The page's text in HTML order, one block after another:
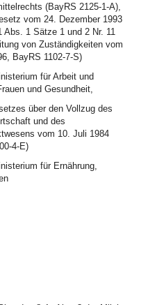
(BayRS 2125-1-A),
vom 24. Dezember 1993
Abs. 1 Sätze 1 und 2 Nr. 11
von Zuständigkeiten vom
BayRS 1102-7-S)
für Arbeit und
und Gesundheit,
über den Vollzug des
und des
vom 10. Juli 1984
4-E)
für Ernährung,